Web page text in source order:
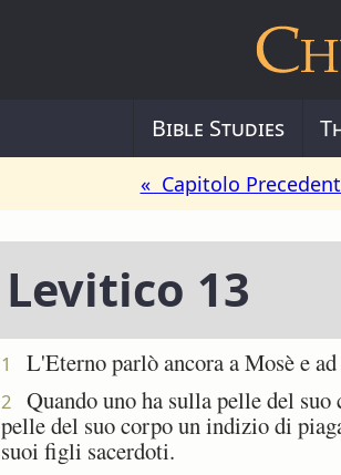
Bible Studies
« Capitolo
Levitico 13
1 L'Eterno parlò ancora a Mosè e
2
Quando uno ha sulla pelle del
pelle del suo corpo un indizio di
suoi figli sacerdoti.